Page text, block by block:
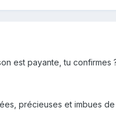
est payante, tu confirmes
précieuses et imbues